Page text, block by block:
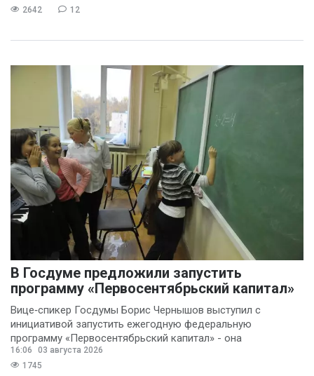
2642
12
В Госдуме предложили запустить
программу «Первосентябрьский капитал»
Вице‑спикер Госдумы Борис Чернышов выступил с
инициативой запустить ежегодную федеральную
программу «Первосентябрьский капитал» - она
предполагает
16:06
03 августа 2026
1745